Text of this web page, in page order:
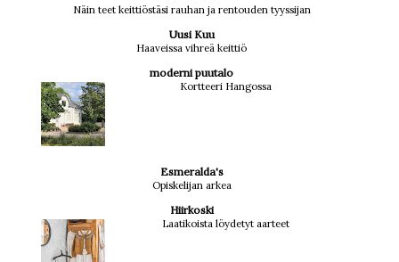
Näin teet keittiöstäsi rauhan ja rentouden tyyssijan
Uusi Kuu
Haaveissa vihreä keittiö
moderni puutalo
Kortteeri Hangossa
Esmeralda's
Opiskelijan arkea
Hiirkoski
Laatikoista löydetyt aarteet